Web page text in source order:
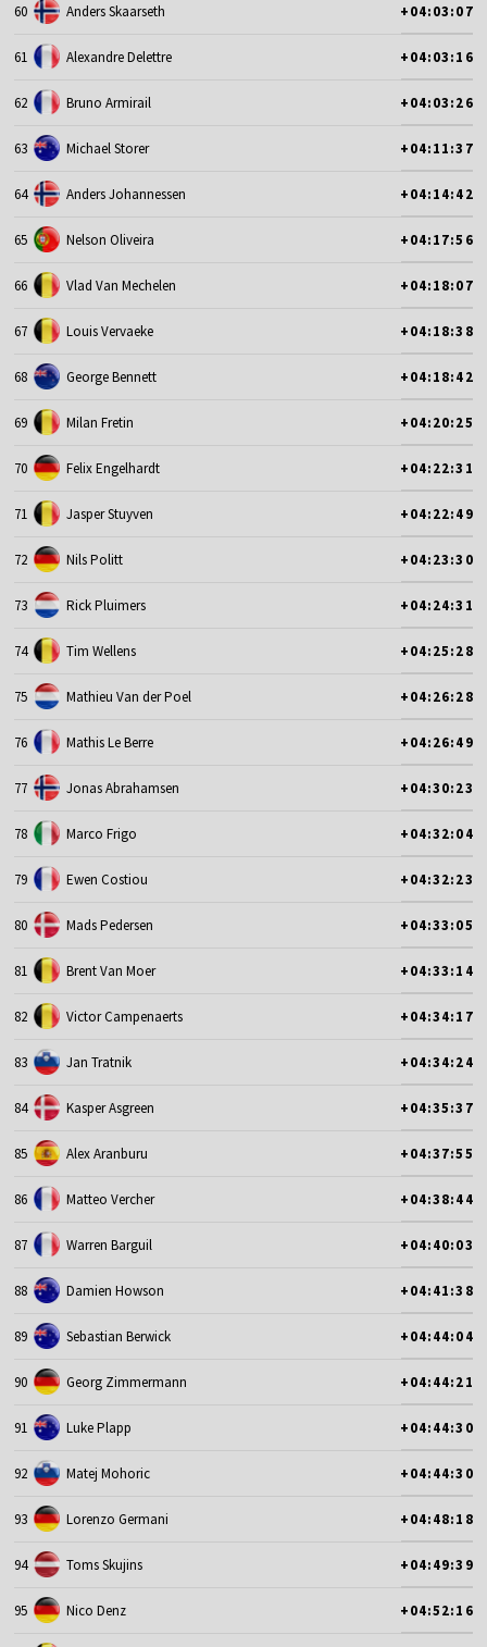
60 Anders Skaarseth +04:03:07
61 Alexandre Delettre +04:03:16
62 Bruno Armirail +04:03:26
63 Michael Storer +04:11:37
64 Anders Johannessen +04:14:42
65 Nelson Oliveira +04:17:56
66 Vlad Van Mechelen +04:18:07
67 Louis Vervaeke +04:18:38
68 George Bennett +04:18:42
69 Milan Fretin +04:20:25
70 Felix Engelhardt +04:22:31
71 Jasper Stuyven +04:22:49
72 Nils Politt +04:23:30
73 Rick Pluimers +04:24:31
74 Tim Wellens +04:25:28
75 Mathieu Van der Poel +04:26:28
76 Mathis Le Berre +04:26:49
77 Jonas Abrahamsen +04:30:23
78 Marco Frigo +04:32:04
79 Ewen Costiou +04:32:23
80 Mads Pedersen +04:33:05
81 Brent Van Moer +04:33:14
82 Victor Campenaerts +04:34:17
83 Jan Tratnik +04:34:24
84 Kasper Asgreen +04:35:37
85 Alex Aranburu +04:37:55
86 Matteo Vercher +04:38:44
87 Warren Barguil +04:40:03
88 Damien Howson +04:41:38
89 Sebastian Berwick +04:44:04
90 Georg Zimmermann +04:44:21
91 Luke Plapp +04:44:30
92 Matej Mohoric +04:44:30
93 Lorenzo Germani +04:48:18
94 Toms Skujins +04:49:39
95 Nico Denz +04:52:16